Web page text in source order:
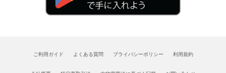
ご利用ガイド よくある質問 プライバシーポリシー 利用規約